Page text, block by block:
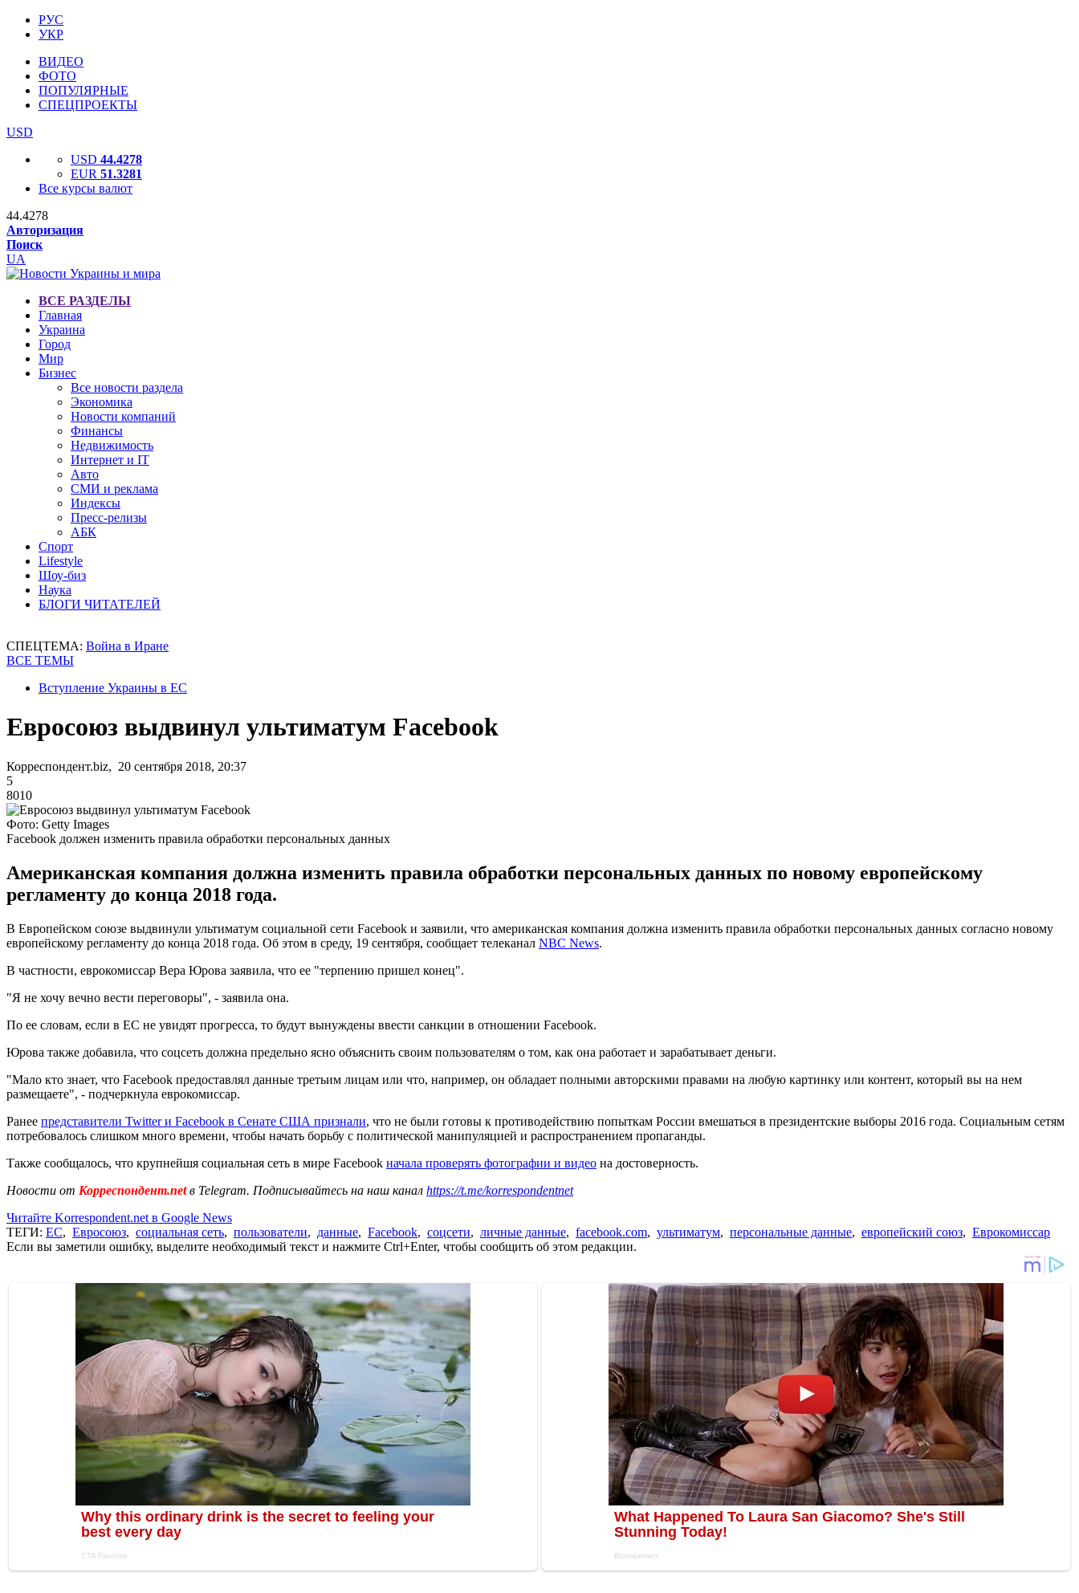
РУС
УКР
ВИДЕО
ФОТО
ПОПУЛЯРНЫЕ
СПЕЦПРОЕКТЫ
USD
USD 44.4278
EUR 51.3281
Все курсы валют
44.4278
Авторизация
Поиск
UA
ВСЕ РАЗДЕЛЫ
Главная
Украина
Город
Мир
Бизнес
Все новости раздела
Экономика
Новости компаний
Финансы
Недвижимость
Интернет и IT
Авто
СМИ и реклама
Индексы
Пресс-релизы
АБК
Спорт
Lifestyle
Шоу-биз
Наука
БЛОГИ ЧИТАТЕЛЕЙ
СПЕЦТЕМА: Война в Иране
ВСЕ ТЕМЫ
Вступление Украины в ЕС
Евросоюз выдвинул ультиматум Facebook
Корреспондент.biz, 20 сентября 2018, 20:37
5
8010
Фото: Getty Images
Facebook должен изменить правила обработки персональных данных
Американская компания должна изменить правила обработки персональных данных по новому европейскому
регламенту до конца 2018 года.
В Европейском союзе выдвинули ультиматум социальной сети Facebook и заявили, что американская компания должна изменить правила обработки персональных данных согласно новому
европейскому регламенту до конца 2018 года. Об этом в среду, 19 сентября, сообщает телеканал NBC News.
В частности, еврокомиссар Вера Юрова заявила, что ее "терпению пришел конец".
"Я не хочу вечно вести переговоры", - заявила она.
По ее словам, если в ЕС не увидят прогресса, то будут вынуждены ввести санкции в отношении Facebook.
Юрова также добавила, что соцсеть должна предельно ясно объяснить своим пользователям о том, как она работает и зарабатывает деньги.
"Мало кто знает, что Facebook предоставлял данные третьим лицам или что, например, он обладает полными авторскими правами на любую картинку или контент, который вы на нем
размещаете", - подчеркнула еврокомиссар.
Ранее представители Twitter и Facebook в Сенате США признали, что не были готовы к противодействию попыткам России вмешаться в президентские выборы 2016 года. Социальным сетям
потребовалось слишком много времени, чтобы начать борьбу с политической манипуляцией и распространением пропаганды.
Также сообщалось, что крупнейшя социальная сеть в мире Facebook начала проверять фотографии и видео на достоверность.
Новости от Корреспондент.netв Telegram. Подписывайтесь на наш канал https://t.me/korrespondentnet
Читайте Korrespondent.net в Google News
ТЕГИ: ЕС, Евросоюз, социальная сеть, пользователи, данные, Facebook, соцсети, личные данные, facebook.com, ультиматум, персональные данные, европейский союз, Еврокомиссар
Если вы заметили ошибку, выделите необходимый текст и нажмите Ctrl+Enter, чтобы сообщить об этом редакции.